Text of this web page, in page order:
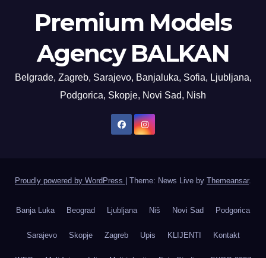
Premium Models
Agency BALKAN
Belgrade, Zagreb, Sarajevo, Banjaluka, Sofia, Ljubljana,
Podgorica, Skopje, Novi Sad, Nish
Proudly powered by WordPress Theme: News Live by Themeansar.
Banja Luka Beograd Ljubljana Niš Novi Sad Podgorica
Sarajevo Skopje Zagreb Upis KLIJENTI Kontakt